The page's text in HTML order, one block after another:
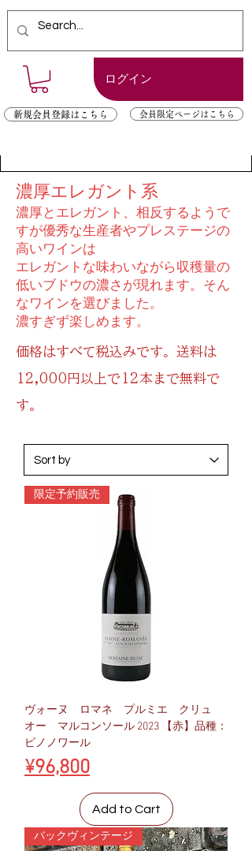
ログイン
新規会員登録はこちら 会員限定ページはこちら
濃厚エレガント系
​濃厚とエレガント、相反するようで
すが優秀な生産者やプレステージの
高いワインは
エレガントな味わいながら収穫量の
低いブドウの濃さが現れます。そん
なワインを選びました。
濃すぎず楽しめます。
価格はすべて税込みです。送料は
12,000円以上で12本まで無料で
す。
限定予約販売
ヴォーヌ ロマネ プルミエ クリュ
オー マルコンソール 2023 【赤】品種：
ピノノワール
Price
¥96,800
Add to Cart
バックヴィンテージ